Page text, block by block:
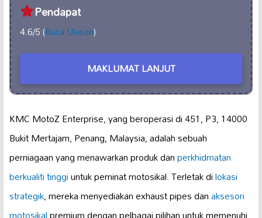
Pendapat
4.6/5 (Baca Ulasan)
MAKLUMAT LANJUT
KMC MotoZ Enterprise, yang beroperasi di 451, P3, 14000
Bukit Mertajam, Penang, Malaysia, adalah sebuah
perniagaan yang menawarkan produk danperkhidmatan
berkualiti tinggiuntuk peminat motosikal. Terletak dilokasi
strategik, mereka menyediakan exhaust pipes danaksesori